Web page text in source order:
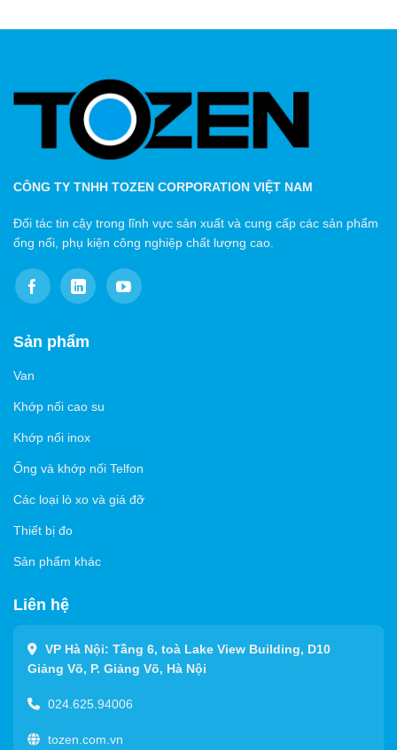
CÔNG TY TNHH TOZEN CORPORATION VIỆT NAM
Đối tác tin cậy trong lĩnh vực sản xuất và cung cấp các sản phẩm
ống nối, phụ kiện công nghiệp chất lượng cao.
Sản phẩm
Van
Khớp nối cao su
Khớp nối inox
Ống và khớp nối Telfon
Các loại lò xo và giá đỡ
Thiết bị đo
Sản phẩm khác
Liên hệ
VP Hà Nội: Tầng 6, toà Lake View Building, D10
Giảng Võ, P. Giảng Võ, Hà Nội
024.625.94006
tozen.com.vn